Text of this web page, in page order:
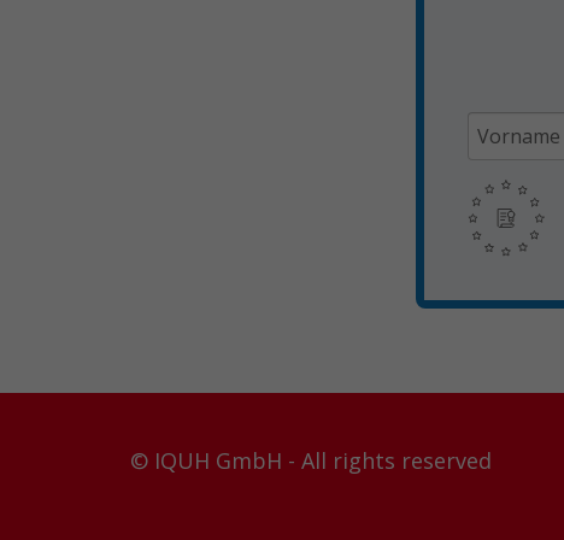
© IQUH GmbH - All rights reserved